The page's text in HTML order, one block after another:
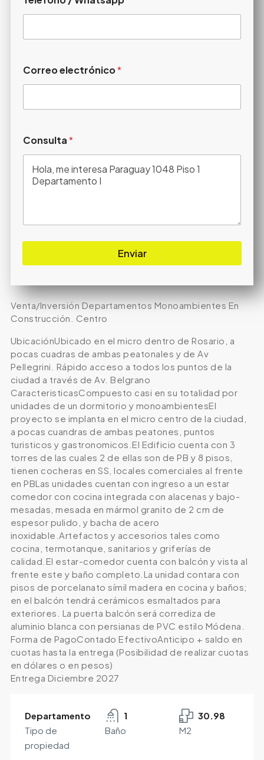
Correo electrónico*
Consulta*
Enviar
Venta/Inversión Departamentos Monoambientes En
Construcción. Centro
UbicaciónUbicado en el micro dentro de Rosario, a
pocas cuadras de ambas peatonales y de Av
Pellegrini. Rápido acceso a todos los puntos de la
ciudad a través de Av. Belgrano
CaracteristicasCompuesto casi en su totalidad por
unidades de un dormitorio y monoambientesEl
proyecto se implanta en el micro centro de la ciudad,
a pocas cuandras de ambas peatones, puntos
turisticos y gastronomicos.El Edificio cuenta con 3
torres de las cuales 2 de ellas son de PB y 8 pisos,
tienen cocheras en SS, locales comerciales al frente
en PBLas unidades cuentan con ingreso a un estar
comedor con cocina integrada con alacenas y bajo-
mesadas, mesada en mármol granito de 2 cm de
espesor pulido, y bacha de acero
inoxidable.Artefactos y accesorios tales como
cocina, termotanque, sanitarios y griferías de
calidad.El estar-comedor cuenta con balcón y vista al
frente este y baño completo.La unidad contara con
pisos de porcelanato símil madera en cocina y baños;
en el balcón tendrá cerámicos esmaltados para
exteriores. La puerta balcón será corrediza de
aluminio blanca con persianas de PVC estilo Módena.
Forma de PagoContado EfectivoAnticipo + saldo en
cuotas hasta la entrega (Posibilidad de realizar cuotas
en dólares o en pesos)
Entrega Diciembre 2027
Departamento
Tipo de
propiedad
1
Baño
30.98
M2